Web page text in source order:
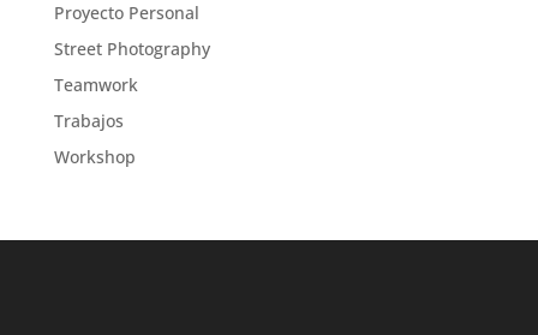
Proyecto Personal
Street Photography
Teamwork
Trabajos
Workshop